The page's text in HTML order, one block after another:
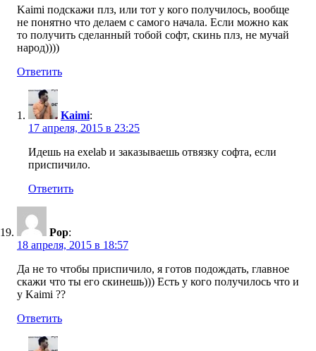
Kaimi подскажи плз, или тот у кого получилось, вообще
не понятно что делаем с самого начала. Если можно как
то получить сделанный тобой софт, скинь плз, не мучай
народ))))
Ответить
Kaimi:
17 апреля, 2015 в 23:25
Идешь на exelab и заказываешь отвязку софта, если
приспичило.
Ответить
Pop:
18 апреля, 2015 в 18:57
Да не то чтобы приспичило, я готов подождать, главное
скажи что ты его скинешь))) Есть у кого получилось что и
у Kaimi ??
Ответить